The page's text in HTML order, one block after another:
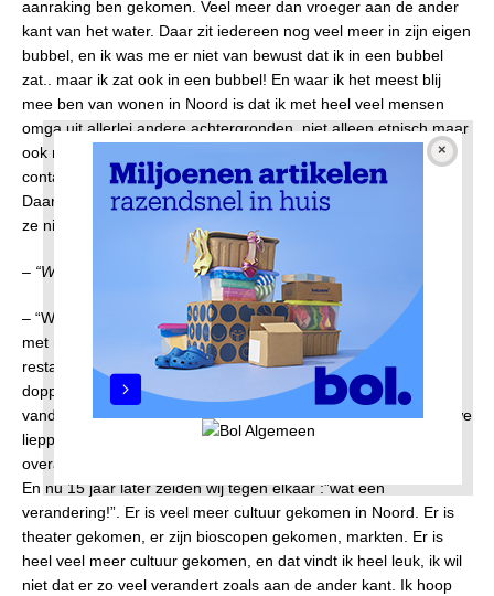
aanraking ben gekomen. Veel meer dan vroeger aan de ander
kant van het water. Daar zit iedereen nog veel meer in zijn eigen
bubbel, en ik was me er niet van bewust dat ik in een bubbel
zat.. maar ik zat ook in een bubbel! En waar ik het meest blij
mee ben van wonen in Noord is dat ik met heel veel mensen
omga uit allerlei andere achtergronden, niet alleen etnisch maar
ook milieus en leeftijden, Ik heb het gevoel dat ik met iedereen
contact heb. Aan de andere kant is het allemaal anoniemer.
Daar fiets je honderd keer langs de zelfde mensen en je groet
ze niet en je denkt ik ken ze niet.”
– “Wat is veranderd in Amsterdam Noord?”
– “Wat hier verander is: toen ik hier pas woonde, toen wilde ik
met mijn man uit eten gaan, en toen was er niets. En was één
restaurantje, en dat vonden wij helemaal niks, toen krijgen wij
doppertjes uit een blikje, ik vond het saai. Terwijl waar wij
vandaan kwamen, daar konden we zeggen we gaan uit eten, we
lieppen naar buiten en konden we nog alle kanten op lopen,
overal waren restaurantjes en cafétjes, en hier was bijna niets.
En nu 15 jaar later zeiden wij tegen elkaar :”wat een
verandering!”. Er is veel meer cultuur gekomen in Noord. Er is
theater gekomen, er zijn bioscopen gekomen, markten. Er is
heel veel meer cultuur gekomen, en dat vindt ik heel leuk, ik wil
niet dat er zo veel verandert zoals aan de ander kant. Ik hoop